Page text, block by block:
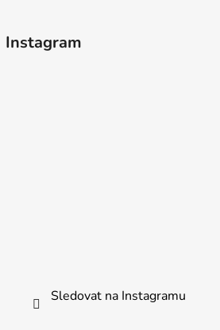
Instagram
Sledovat na Instagramu